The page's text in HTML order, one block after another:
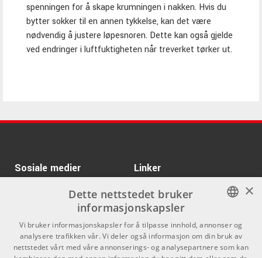
spenningen for å skape krumningen i nakken. Hvis du
bytter sokker til en annen tykkelse, kan det være
nødvendig å justere løpesnoren. Dette kan også gjelde
ved endringer i luftfuktigheten når treverket tørker ut.
Sosiale medier Linker
Om Oss
Kontakt oss
Kjøpsvilkår
Butikken
NORWEGIAN
×
Dette nettstedet bruker
informasjonskapsler
Vi bruker informasjonskapsler for å tilpasse innhold, annonser og
analysere trafikken vår. Vi deler også informasjon om din bruk av
nettstedet vårt med våre annonserings- og analysepartnere som kan